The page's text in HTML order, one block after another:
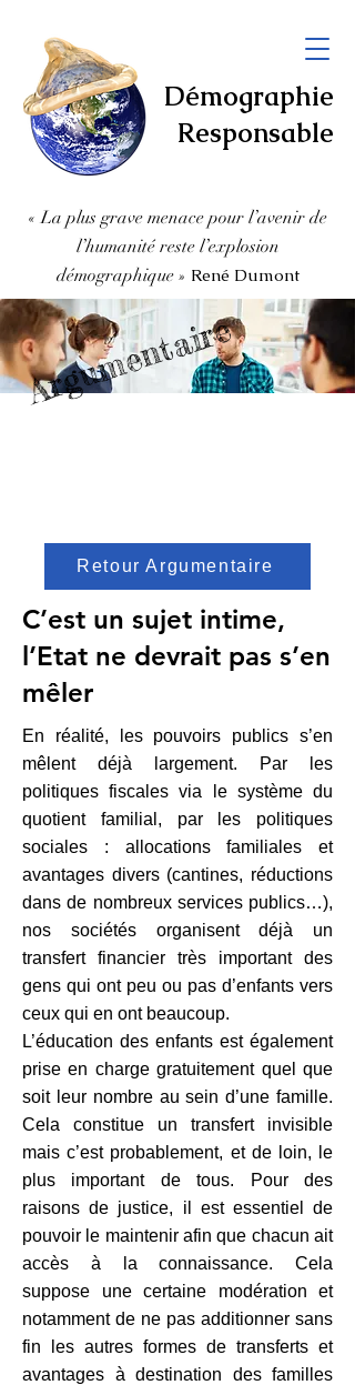
Démographie
Responsable
« La plus grave menace pour l’avenir de
l’humanité reste l’explosion
démographique » René Dumont
Argumentaire
Retour Argumentaire
C’est un sujet intime,
l’Etat ne devrait pas s’en
mêler
En réalité, les pouvoirs publics s’en
mêlent déjà largement. Par les
politiques fiscales via le système du
quotient familial, par les politiques
sociales : allocations familiales et
avantages divers (cantines, réductions
dans de nombreux services publics…),
nos sociétés organisent déjà un
transfert financier très important des
gens qui ont peu ou pas d’enfants vers
ceux qui en ont beaucoup.
L’éducation des enfants est également
prise en charge gratuitement quel que
soit leur nombre au sein d’une famille.
Cela constitue un transfert invisible
mais c’est probablement, et de loin, le
plus important de tous. Pour des
raisons de justice, il est essentiel de
pouvoir le maintenir afin que chacun ait
accès à la connaissance. Cela
suppose une certaine modération et
notamment de ne pas additionner sans
fin les autres formes de transferts et
avantages à destination des familles